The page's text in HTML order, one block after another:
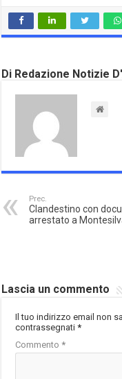
Di Redazione Notizie
Prec.
Clandestino con
arrestato a
Lascia un commento
Il tuo indirizzo email non
contrassegnati*
Commento*